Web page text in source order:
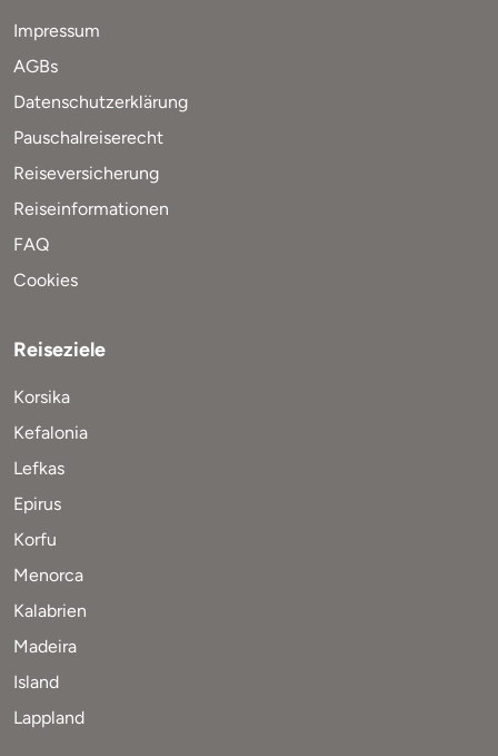
Impressum
AGBs
Datenschutzerklärung
Pauschalreiserecht
Reiseversicherung
Reiseinformationen
FAQ
Cookies
Reiseziele
Korsika
Kefalonia
Lefkas
Epirus
Korfu
Menorca
Kalabrien
Madeira
Island
Lappland